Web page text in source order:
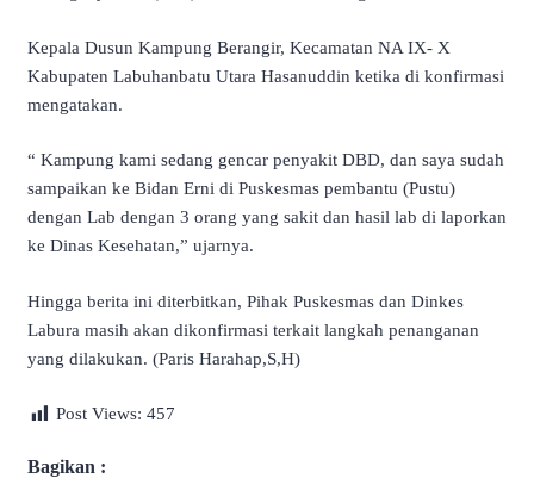
Kepala Dusun Kampung Berangir, Kecamatan NA IX- X
Kabupaten Labuhanbatu Utara Hasanuddin ketika di konfirmasi
mengatakan.
“ Kampung kami sedang gencar penyakit DBD, dan saya sudah
sampaikan ke Bidan Erni di Puskesmas pembantu (Pustu)
dengan Lab dengan 3 orang yang sakit dan hasil lab di laporkan
ke Dinas Kesehatan,” ujarnya.
Hingga berita ini diterbitkan, Pihak Puskesmas dan Dinkes
Labura masih akan dikonfirmasi terkait langkah penanganan
yang dilakukan. (Paris Harahap,S,H)
Post Views: 457
Bagikan :